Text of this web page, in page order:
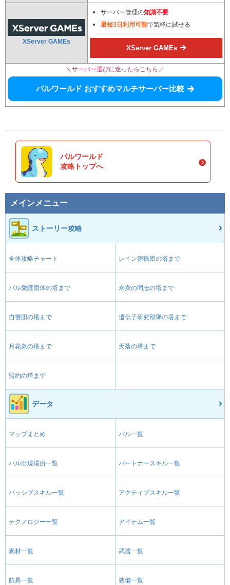
XServer GAMEs
サーバー管理の知識不要
最短3日利用可能で気軽に試せる
XServer GAMEs
＼サーバー選びに迷ったらこちら／
パルワールド おすすめマルチサーバー比較
パルワールド
攻略トップへ
メインメニュー
ストーリー攻略
全体攻略チャート レイン密猟団の塔まで
パル愛護団体の塔まで 永炎の同志の塔まで
自警団の塔まで 遺伝子研究部隊の塔まで
月花衆の塔まで 天落の塔まで
盟約の塔まで
データ
マップまとめ パル一覧
パル出現場所一覧 パートナースキル一覧
パッシブスキル一覧 アクティブスキル一覧
テクノロジー一覧 アイテム一覧
素材一覧 武器一覧
防具一覧 装備一覧